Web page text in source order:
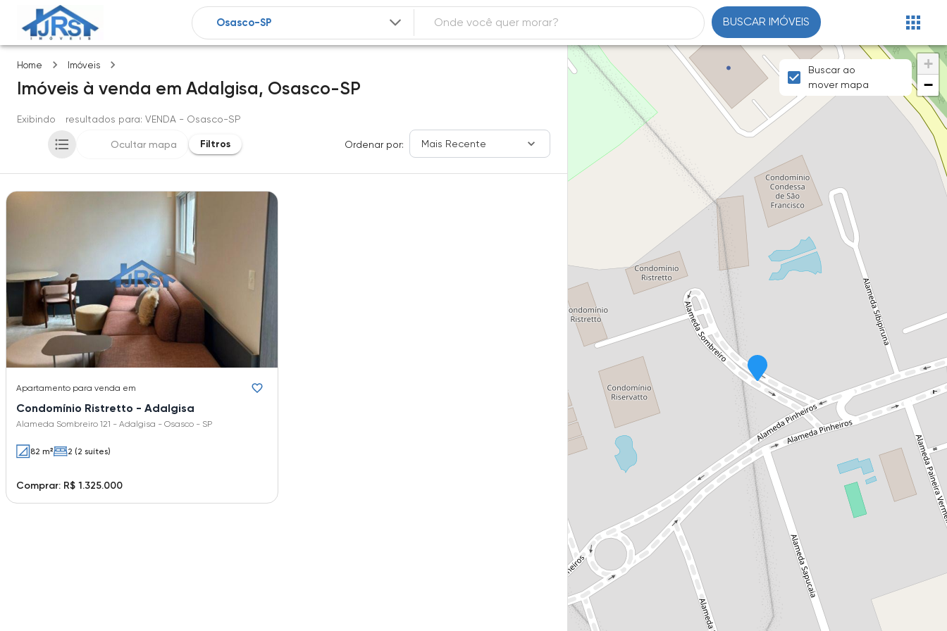
BUSCAR IMÓVEIS
Home Imóveis
Imóveis à venda em Adalgisa, Osasco-SP
Exibindo resultados para: VENDA - Osasco-SP
Ocultar mapa Filtros Ordenar por: Mais Recente
Apartamento para venda em
Condomínio Ristretto - Adalgisa
Alameda Sombreiro 121 - Adalgisa - Osasco - SP
82 m² 2 (2 suítes)
Comprar: R$ 1.325.000
+
−
Buscar ao
mover mapa